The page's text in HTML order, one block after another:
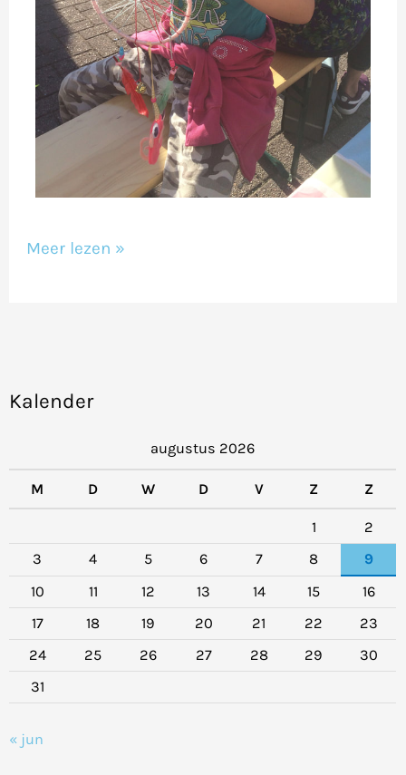
Kalender
augustus 2026
M D W D V Z Z
1
2
3
4 5 6 7 8
9
10
11 12 13 14 15
16
17
18 19 20 21 22
23
24
25 26 27 28 29
30
31
« jun
Meer lezen »